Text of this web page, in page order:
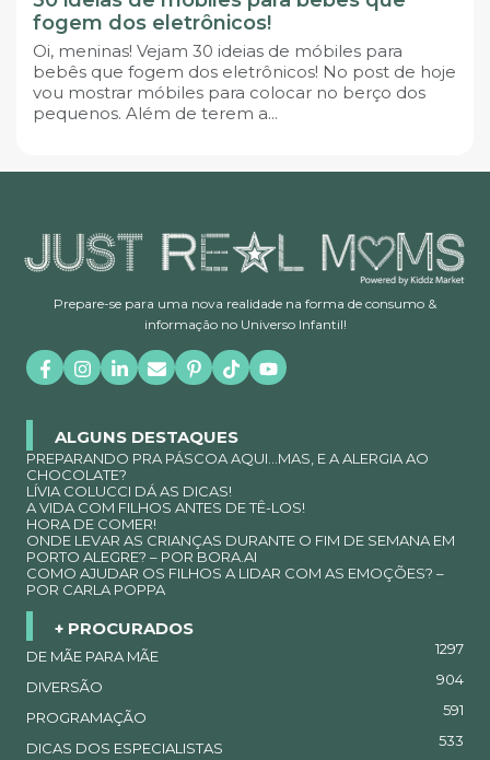
fogem dos eletrônicos!
Oi, meninas! Vejam 30 ideias de móbiles para
bebês que fogem dos eletrônicos! No post de hoje
vou mostrar móbiles para colocar no berço dos
pequenos. Além de terem a...
Prepare-se para uma nova realidade na forma de consumo &
informação no Universo Infantil!
ALGUNS DESTAQUES
PREPARANDO PRA PÁSCOA AQUI…MAS, E A ALERGIA AO
CHOCOLATE?
LÍVIA COLUCCI DÁ AS DICAS!
A VIDA COM FILHOS ANTES DE TÊ-LOS!
HORA DE COMER!
ONDE LEVAR AS CRIANÇAS DURANTE O FIM DE SEMANA EM
PORTO ALEGRE? – POR BORA.AI
COMO AJUDAR OS FILHOS A LIDAR COM AS EMOÇÕES? –
POR CARLA POPPA
+ PROCURADOS
DE MÃE PARA MÃE 1297
DIVERSÃO 904
PROGRAMAÇÃO 591
DICAS DOS ESPECIALISTAS 533